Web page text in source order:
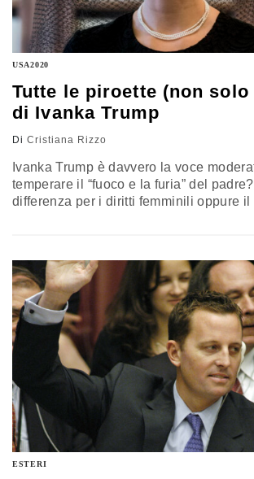
USA2020
Tutte le piroette (non
di Ivanka Trump
Di Cristiana Rizzo
Ivanka Trump è davvero la voce
temperare il “fuoco e la furia” del
differenza per i diritti femminili oppure il
politiche del presidente e che
ESTERI